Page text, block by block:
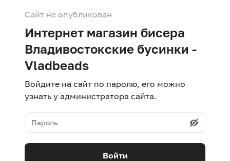
Сайт не опубликован
Интернет магазин бисера
Владивостокские бусинки -
Vladbeads
Войдите на сайт по паролю, его можно
узнать у администратора сайта.
Войти